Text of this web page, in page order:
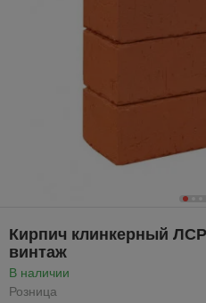
Кирпич клинкерный
винтаж
В наличии
Розница